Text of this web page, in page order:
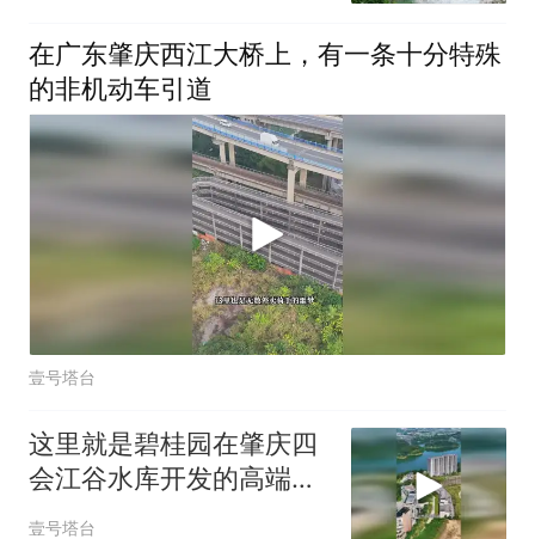
在广东肇庆西江大桥上，有一条十分特殊
的非机动车引道
壹号塔台
这里就是碧桂园在肇庆四
会江谷水库开发的高端小
区
壹号塔台